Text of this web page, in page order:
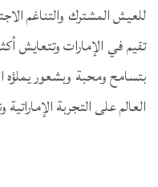
للعيش المشترك والتناغم
بتسامح ومحبة وبشعور يملؤه
العالم على التجربة